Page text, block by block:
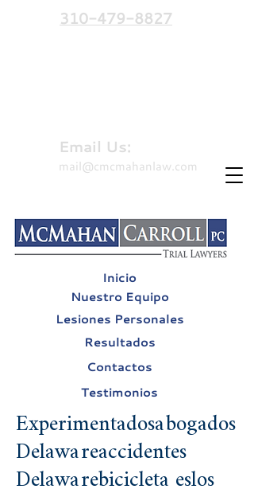
Email Us:
mail@cmcmahanlaw.com
310-479-8827
Inicio
Nuestro Equipo
Lesiones Personales
Resultados
Contactos
Testimonios
Experimentadosabogados
Delawareaccidentes
Delawarebicicleta eslos